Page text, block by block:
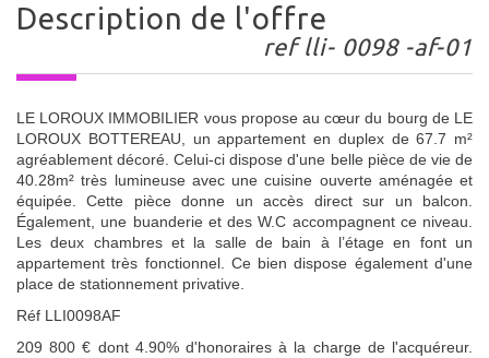
description de l'offre
ref lli- 0098 -af-01
LE LOROUX IMMOBILIER vous propose au cœur du bourg de LE
LOROUX BOTTEREAU, un appartement en duplex de 67.7 m²
agréablement décoré. Celui-ci dispose d'une belle pièce de vie de
40.28m² très lumineuse avec une cuisine ouverte aménagée et
équipée. Cette pièce donne un accès direct sur un balcon.
Également, une buanderie et des W.C accompagnent ce niveau.
Les deux chambres et la salle de bain à l’étage en font un
appartement très fonctionnel. Ce bien dispose également d'une
place de stationnement privative.
Réf LLI0098AF
209 800 € dont 4.90% d'honoraires à la charge de l'acquéreur.